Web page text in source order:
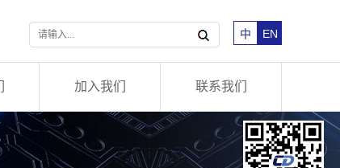
中 EN
加入我们 联系我们